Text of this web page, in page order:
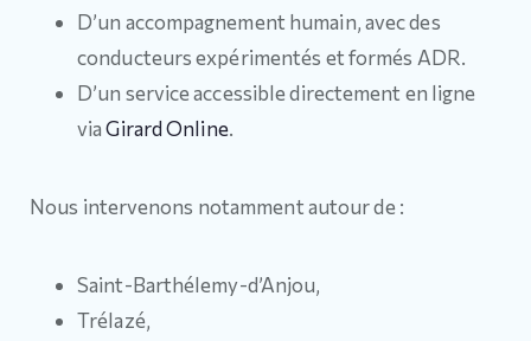
D’un accompagnement humain, avec des
conducteurs expérimentés et formés ADR.
D’un service accessible directement en ligne
viaGirard Online.
Nous intervenons notamment autour de :
Saint-Barthélemy-d’Anjou,
Trélazé,